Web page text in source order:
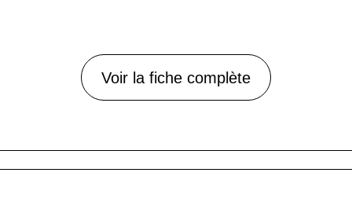
Voir la fiche complète